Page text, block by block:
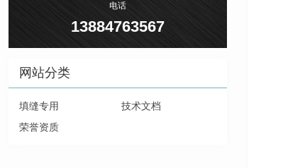
电话
13884763567
网站分类
填缝专用
技术文档
荣誉资质